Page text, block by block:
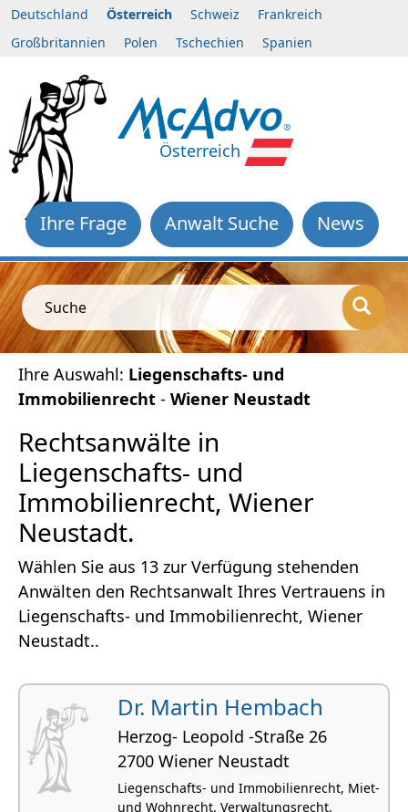
Deutschland Österreich Schweiz
Frankreich
Großbritannien
Polen Tschechien Spanien
Österreich
News
Anwalt Suche
Ihre Frage
Suche
Ihre Auswahl: Liegenschafts- und
Immobilienrecht - Wiener Neustadt
Rechtsanwälte in
Liegenschafts- und
Immobilienrecht, Wiener
Neustadt.
Wählen Sie aus 13 zur Verfügung stehenden
Anwälten den Rechtsanwalt Ihres Vertrauens in
Liegenschafts- und Immobilienrecht, Wiener
Neustadt..
Dr. Martin Hembach
Herzog- Leopold -Straße 26
2700 Wiener Neustadt
Liegenschafts- und Immobilienrecht, Miet-
und Wohnrecht, Verwaltungsrecht,